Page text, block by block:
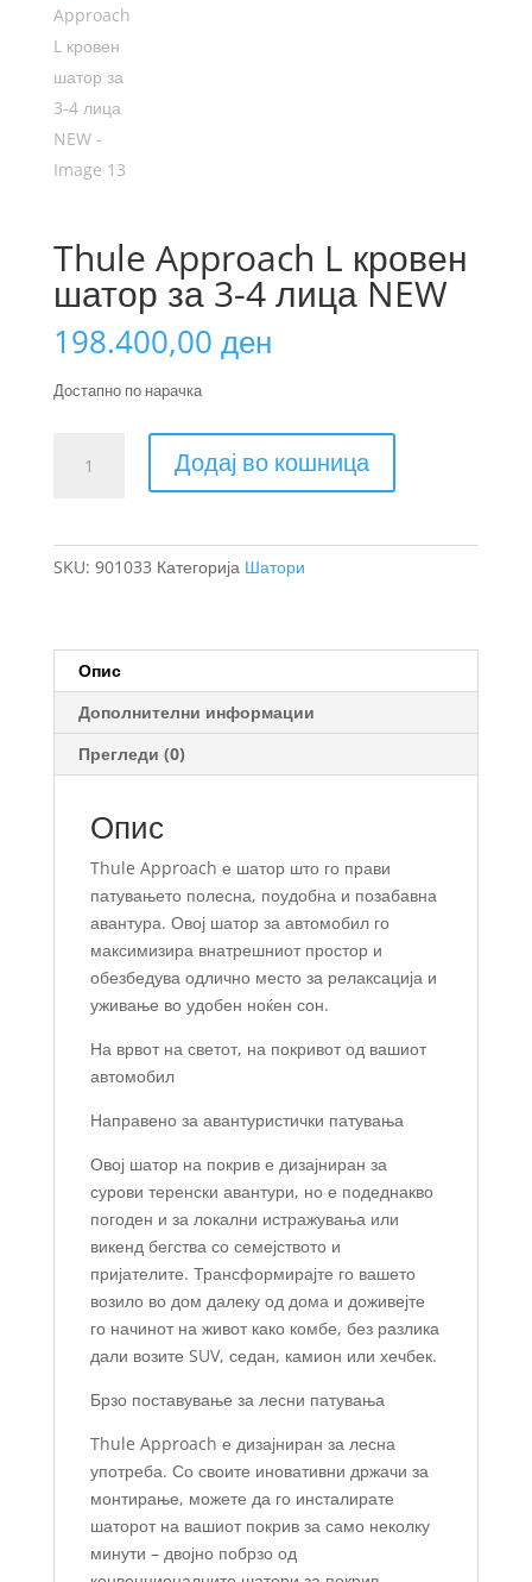
Thule Approach L кровен
шатор за 3-4 лица NEW
198.400,00 ден
Достапно по нарачка
Approach
лица
NEW
количина
Додај во кошница
SKU: 901033 Категорија Шатори
Опис
Дополнителни информации
Прегледи (0)
Опис
Thule Approach е шатор што го прави
патувањето полесна, поудобна и позабавна
авантура. Овој шатор за автомобил го
максимизира внатрешниот простор и
обезбедува одлично место за релаксација и
уживање во удобен ноќен сон.
На врвот на светот, на покривот од вашиот
автомобил
Направено за авантуристички патувања
Овој шатор на покрив е дизајниран за
сурови теренски авантури, но е подеднакво
погоден и за локални истражувања или
викенд бегства со семејството и
пријателите. Трансформирајте го вашето
возило во дом далеку од дома и доживејте
го начинот на живот како комбе, без разлика
дали возите SUV, седан, камион или хечбек.
Брзо поставување за лесни патувања
Thule Approach е дизајниран за лесна
употреба. Со своите иновативни држачи за
монтирање, можете да го инсталирате
шаторот на вашиот покрив за само неколку
минути – двојно побрзо од